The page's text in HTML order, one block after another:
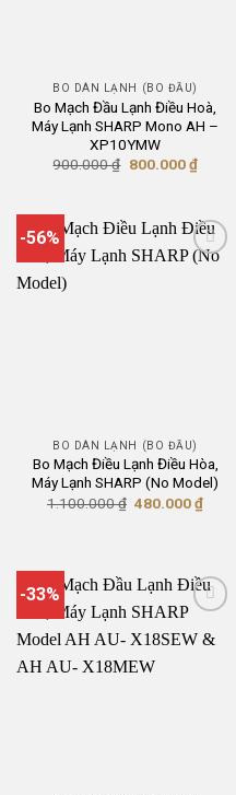
BO DÀN LẠNH (BO ĐẦU)
Bo Mạch Đầu Lạnh Điều Hoà,
Máy Lạnh SHARP Mono AH –
XP10YMW
900.000₫ Giá
800.000₫Giá
hiện
-56%
BO DÀN LẠNH (BO ĐẦU)
Bo Mạch Điều Lạnh Điều Hòa,
Máy Lạnh SHARP (No Model)
1.100.000₫ Giá
480.000₫Giá
-33%